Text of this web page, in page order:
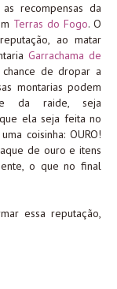
recompensas da
Terras do Fogo. O
ao matar
Garrachama de
de dropar a
montarias podem
da raide, seja
ela seja feita no
coisinha: OURO!
de ouro e itens
o que no final
essa reputação,